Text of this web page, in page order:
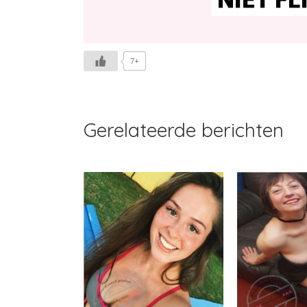
7+
Gerelateerde berichten
Margje